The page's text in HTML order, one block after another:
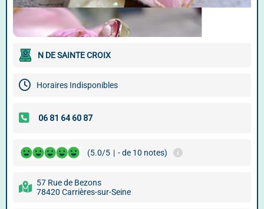
N DE SAINTE CROIX
Horaires Indisponibles
(5.0/5 | - de 10 notes)
57 Rue de Bezons
78420 Carrières-sur-Seine